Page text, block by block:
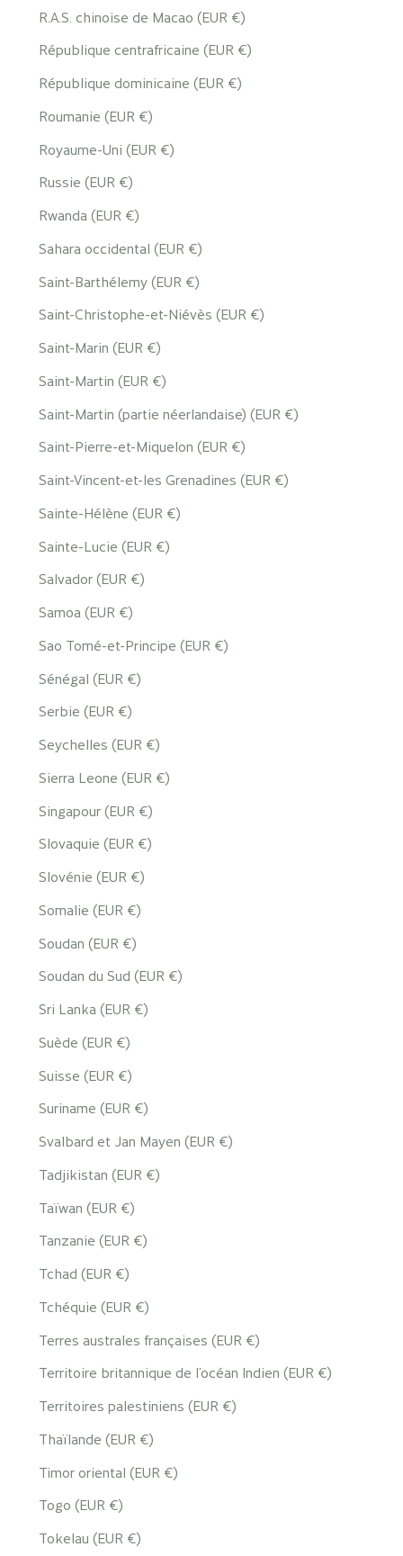
R.A.S. chinoise de Macao (EUR €)
République centrafricaine (EUR €)
République dominicaine (EUR €)
Roumanie (EUR €)
Royaume-Uni (EUR €)
Russie (EUR €)
Rwanda (EUR €)
Sahara occidental (EUR €)
Saint-Barthélemy (EUR €)
Saint-Christophe-et-Niévès (EUR €)
Saint-Marin (EUR €)
Saint-Martin (EUR €)
Saint-Martin (partie néerlandaise) (EUR €)
Saint-Pierre-et-Miquelon (EUR €)
Saint-Vincent-et-les Grenadines (EUR €)
Sainte-Hélène (EUR €)
Sainte-Lucie (EUR €)
Salvador (EUR €)
Samoa (EUR €)
Sao Tomé-et-Principe (EUR €)
Sénégal (EUR €)
Serbie (EUR €)
Seychelles (EUR €)
Sierra Leone (EUR €)
Singapour (EUR €)
Slovaquie (EUR €)
Slovénie (EUR €)
Somalie (EUR €)
Soudan (EUR €)
Soudan du Sud (EUR €)
Sri Lanka (EUR €)
Suède (EUR €)
Suisse (EUR €)
Suriname (EUR €)
Svalbard et Jan Mayen (EUR €)
Tadjikistan (EUR €)
Taïwan (EUR €)
Tanzanie (EUR €)
Tchad (EUR €)
Tchéquie (EUR €)
Terres australes françaises (EUR €)
Territoire britannique de l’océan Indien (EUR €)
Territoires palestiniens (EUR €)
Thaïlande (EUR €)
Timor oriental (EUR €)
Togo (EUR €)
Tokelau (EUR €)